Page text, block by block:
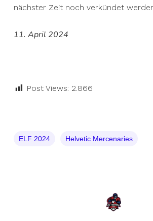
nächster Zeit noch verkündet
11. April 2024
Post Views: 2.866
ELF 2024 Helvetic Mercenaries